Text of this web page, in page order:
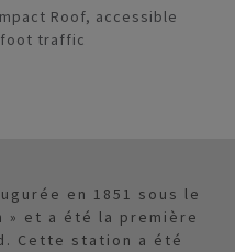
Roof, accessible
traffic
en 1851 sous le
» et a été la première
Cette station a été